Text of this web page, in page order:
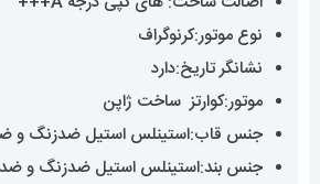
نوع موتور:کرنوگراف
نشانگر تاریخ:دارد
موتور:کوارتز ساخت ژاپن
جنس قاب:استینلس استیل ضدزنگ و
جنس بند:استینلس استیل ضدزنگ و